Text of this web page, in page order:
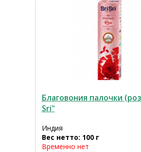
Благовония палочки
Sri"
Индия
Вес нетто: 100 г
Временно нет